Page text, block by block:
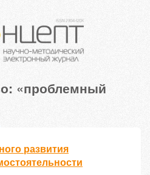
«проблемный
развития